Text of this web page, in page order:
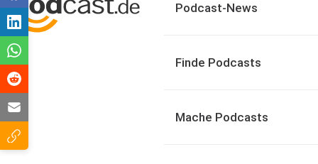
Podcast-News
Finde Podcasts
Mache Podcasts